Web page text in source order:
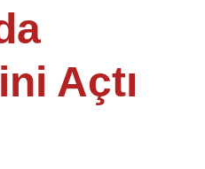
Açtı